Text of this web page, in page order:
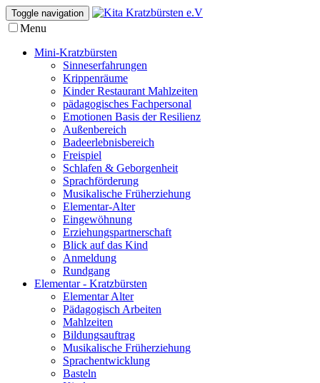
Toggle navigation
Menu
Mini-Kratzbürsten
Sinneserfahrungen
Krippenräume
Kinder Restaurant Mahlzeiten
pädagogisches Fachpersonal
Emotionen Basis der Resilienz
Außenbereich
Badeerlebnisbereich
Freispiel
Schlafen & Geborgenheit
Sprachförderung
Musikalische Früherziehung
Elementar-Alter
Eingewöhnung
Erziehungspartnerschaft
Blick auf das Kind
Anmeldung
Rundgang
Elementar - Kratzbürsten
Elementar Alter
Pädagogisch Arbeiten
Mahlzeiten
Bildungsauftrag
Musikalische Früherziehung
Sprachentwicklung
Basteln